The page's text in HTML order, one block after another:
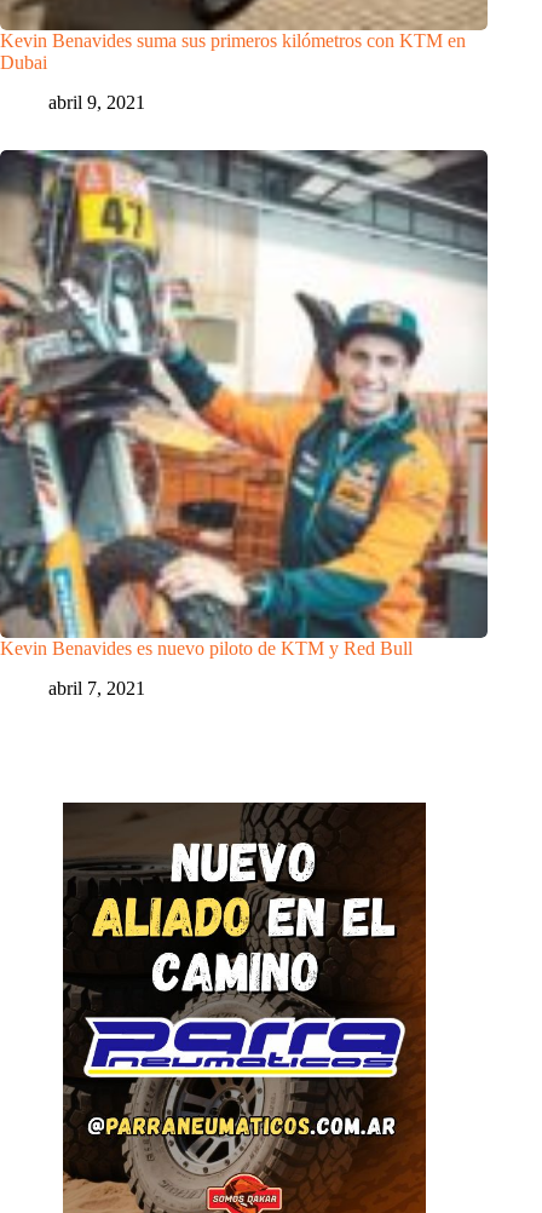
Kevin Benavides suma sus primeros kilómetros con KTM en
Dubai
abril 9, 2021
Kevin Benavides es nuevo piloto de KTM y Red Bull
abril 7, 2021